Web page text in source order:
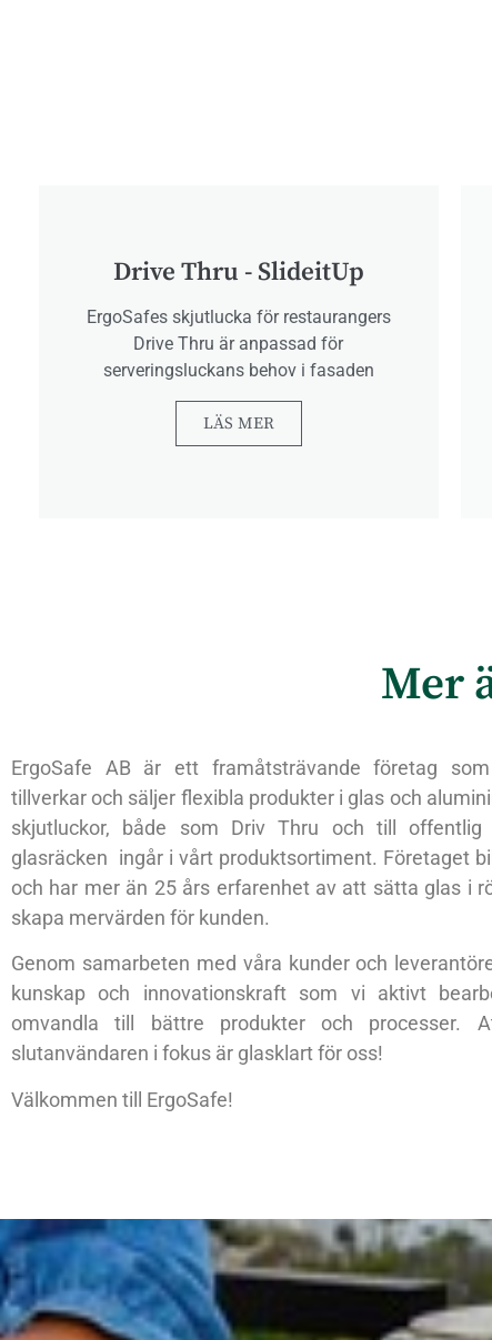
Drive Thru - SlideitUp
ErgoSafes skjutlucka för restaurangers
Drive Thru är anpassad för
serveringsluckans behov i fasaden
LÄS MER
Mer
ErgoSafe AB är ett framåtsträvande företag
tillverkar och säljer flexibla produkter i glas och
skjutluckor, både som Driv Thru och till
glasräcken ingår i vårt produktsortiment. Företaget
och har mer än 25 års erfarenhet av att sätta glas i
skapa mervärden för kunden.
Genom samarbeten med våra kunder och
kunskap och innovationskraft som vi aktivt
omvandla till bättre produkter och processer.
slutanvändaren i fokus är glasklart för oss!
Välkommen till ErgoSafe!